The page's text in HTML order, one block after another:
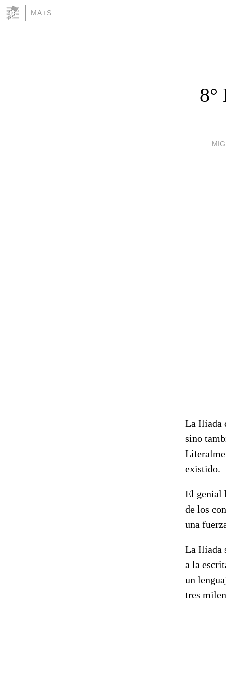
MA+S
8°
La Ilíada
sino
existido.
El genial
de los
una
La Ilíada
a la
un
tres